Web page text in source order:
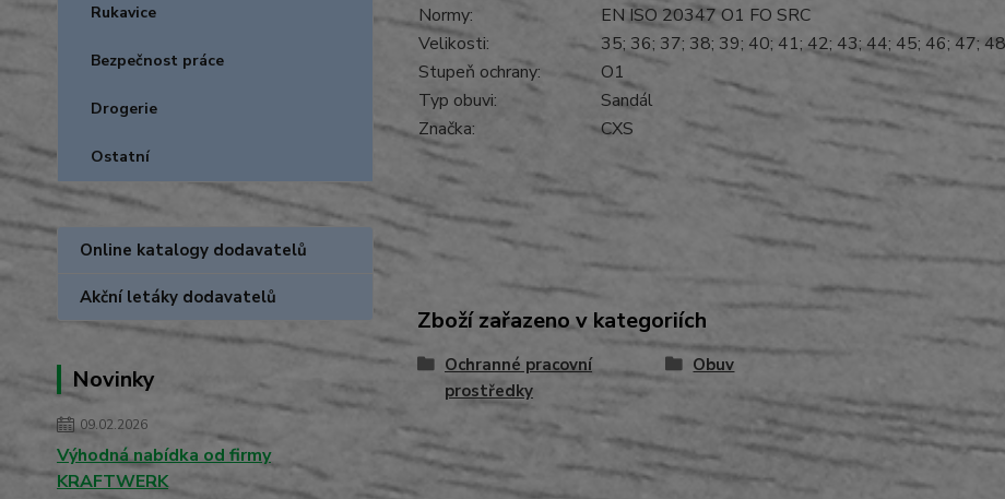
Rukavice
Bezpečnost práce
Drogerie
Ostatní
Online katalogy dodavatelů
Akční letáky dodavatelů
Novinky
09.02.2026
Výhodná nabídka od firmy
KRAFTWERK
Normy:
EN ISO 20347 O1 FO SRC
Velikosti:
35; 36; 37; 38; 39; 40; 41; 42; 43; 44; 45; 46; 47;
Stupeň ochrany:
O1
Typ obuvi:
Sandál
Značka:
CXS
Zboží zařazeno v kategoriích
Ochranné pracovní
prostředky
Obuv